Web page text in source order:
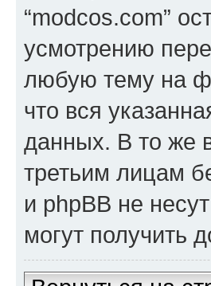
“modcos.com”
усмотрению
любую тему на
что вся
данных. В то же
третьим лицам
и phpBB не
могут получить